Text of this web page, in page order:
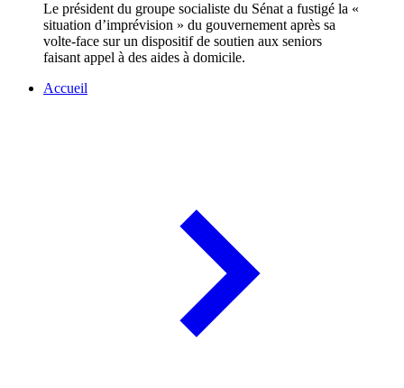
Le président du groupe socialiste du Sénat a fustigé la «
situation d’imprévision » du gouvernement après sa
volte-face sur un dispositif de soutien aux seniors
faisant appel à des aides à domicile.
Accueil